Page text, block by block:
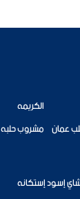
الكريمه
عمان مشروب حلبه
إسود إستكانه